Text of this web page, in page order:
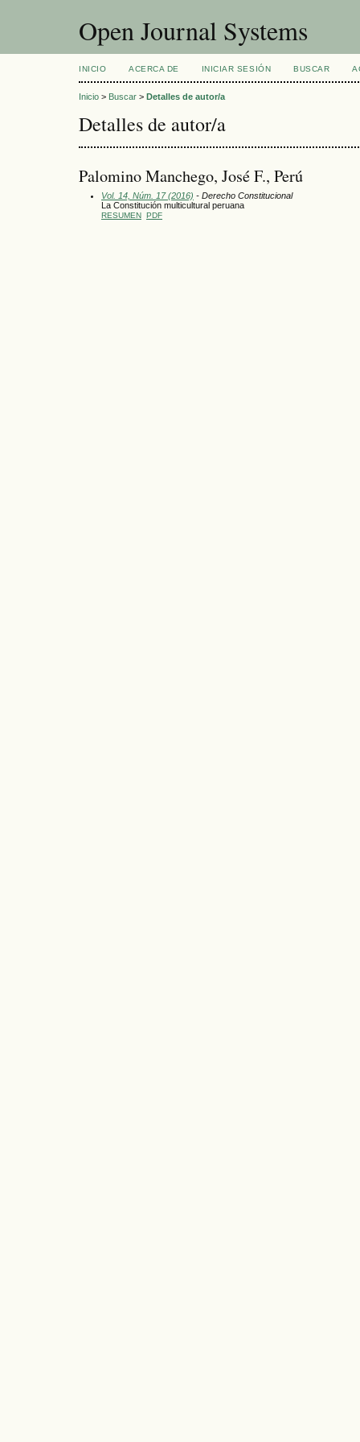
Open Journal Systems
INICIO ACERCA DE INICIAR SESIÓN BUSCAR
Inicio > Buscar > Detalles de autor/a
Detalles de autor/a
Palomino Manchego, José F., Perú
Vol. 14, Núm. 17 (2016) - Derecho Constitucional
La Constitución multicultural peruana
RESUMEN PDF